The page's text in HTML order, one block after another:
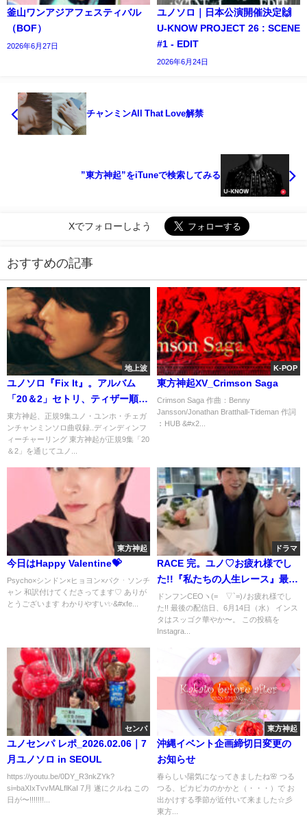
釜山ワンアジアフェスティバル
（BOF）
2026年6月27日
ユノソロ｜日本公演開催決定🙌
U-KNOW PROJECT 26 : SCENE
#1 - EDIT
2026年6月24日
チャンミンAll That Love解禁
”東方神起”をiTuneで検索してみる
Xでフォローしよう
おすすめの記事
地上波
ユノソロ『Fix It』。アルバム
「20＆2」セトリ、ティザー順次
公開中♬
東方神起、正規9集ユノ・ユンホ・チェガ
ンチャンミンソロ曲収録..ディンディンフ
ィーチャーリング 東方神起が正規9集「20
＆2」を通じてユノ...
K-POP
東方神起XV_Crimson Saga
Crimson Saga 作曲：Benny
Jansson/Jonathan Bratthall-Tideman 作詞
︰HUB &#x2...
東方神起
今日はHappy Valentine💝
Psycho×シンドン×ヒョヨン×パクㆍソンチ
ャン 和訳付けてくださってます♡ ありが
とうございます わかりやすい✨&#xfe...
ドラマ
RACE 完。ユノ♡お疲れ様でし
た!!『私たちの人生レース』最後
の撮影ビハインド✨
ドンフンCEOヽ(=´▽`=)ﾉお疲れ様でし
た!! 最後の配信日、6月14日（水） インス
タはスッゴク華やか〜。 この投稿を
Instagra...
センパ
ユノセンパ レポ_2026.02.06｜7
月ユノソロ in SEOUL
https://youtu.be/0DY_R3nkZYk?
si=baXIxTvvMALflKaI 7月 遂にクルね この
日が〜!!!!!!!...
東方神起
沖縄イベント企画締切日変更の
お知らせ
春らしい陽気になってきましたね🌸 つる
つる、ピカピカのかかと（・・・）で お
出かけする季節が近付いて来ました☆彡
東方...